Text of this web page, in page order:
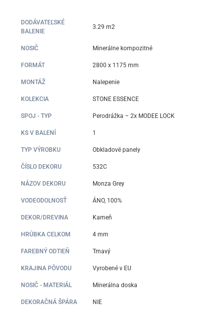
DODÁVATEĽSKÉ
BALENIE
3.29 m2
NOSIČ Minerálne kompozitné
FORMÁT 2800 x 1175 mm
MONTÁŽ Nalepenie
KOLEKCIA STONE ESSENCE
SPOJ - TYP Perodrážka – 2x MODEE LOCK
KS V BALENÍ 1
TYP VÝROBKU Obkladové panely
ČÍSLO DEKORU 532C
NÁZOV DEKORU Monza Grey
VODEODOLNOSŤ ÁNO, 100%
DEKOR/DREVINA Kameň
HRÚBKA CELKOM 4 mm
FAREBNÝ ODTIEŇ Tmavý
KRAJINA PÔVODU Vyrobené v EU
NOSIČ - MATERIÁL Minerálna doska
DEKORAČNÁ ŠPÁRA NIE